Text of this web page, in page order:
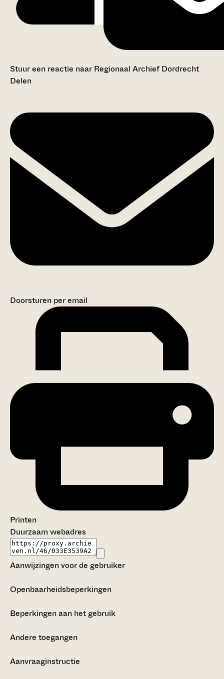
Stuur een reactie naar Regionaal Archief Dordrecht
Delen
Doorsturen per email
Printen
Duurzaam webadres
Aanwijzingen voor de gebruiker
Openbaarheidsbeperkingen
Beperkingen aan het gebruik
Andere toegangen
Aanvraaginstructie